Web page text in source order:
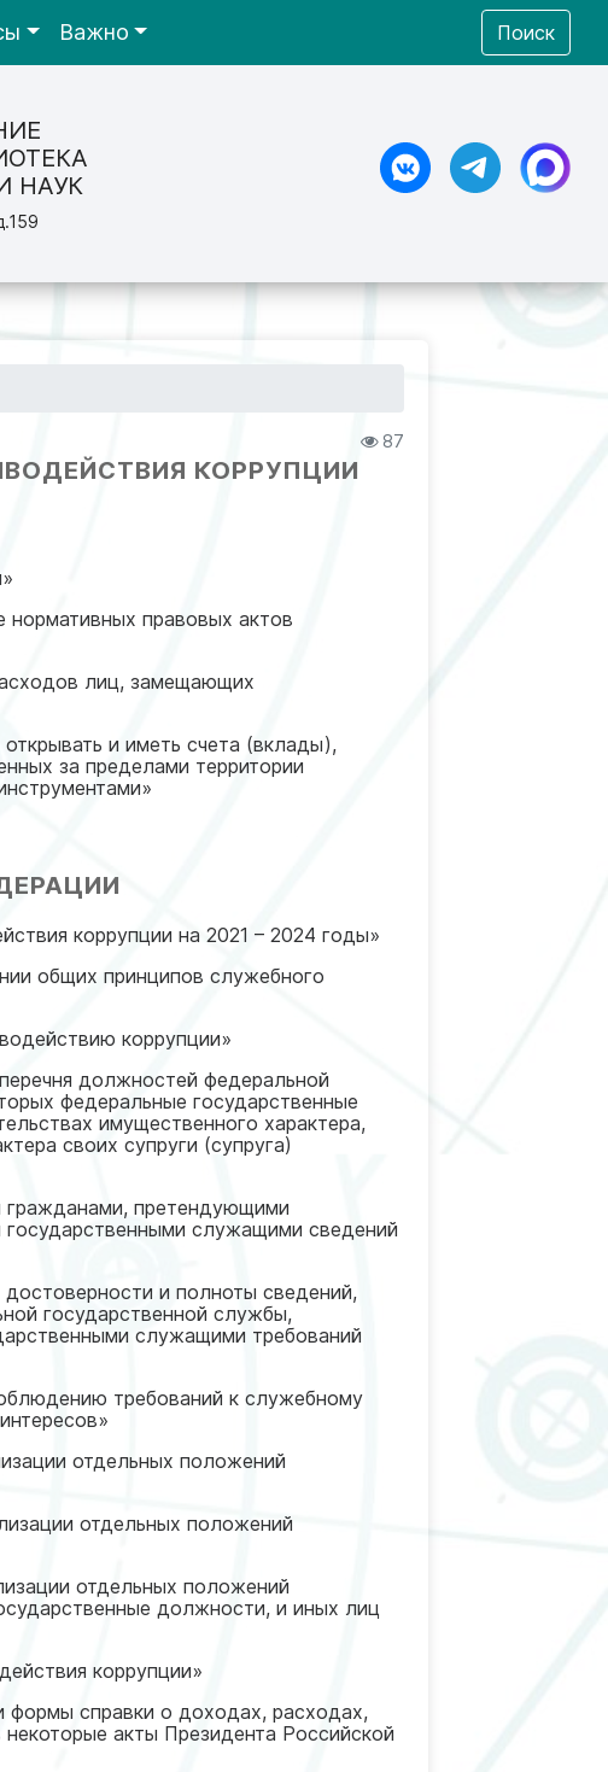
НАУК
Важно Поиск
87
КОРРУПЦИИ
нормативных правовых актов
лиц, замещающих
и иметь счета (вклады),
за пределами территории
коррупции на 2021 – 2024 годы»
общих принципов служебного
коррупции»
должностей федеральной
федеральные государственные
имущественного характера,
своих супруги (супруга)
гражданами, претендующими
служащими сведений
достоверности и полноты сведений,
государственной службы,
служащими требований
требований к служебному
отдельных положений
отдельных положений
отдельных положений
должности, и иных лиц
коррупции»
формы справки о доходах, расходах,
акты Президента Российской